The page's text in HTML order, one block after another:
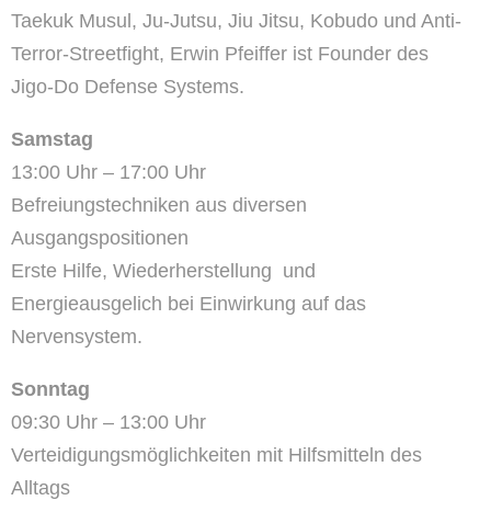
Taekuk Musul, Ju-Jutsu, Jiu Jitsu, Kobudo und Anti-
Terror-Streetfight, Erwin Pfeiffer ist Founder des
Jigo-Do Defense Systems.
Samstag
13:00 Uhr – 17:00 Uhr
Befreiungstechniken aus diversen
Ausgangspositionen
Erste Hilfe, Wiederherstellung und
Energieausgelich bei Einwirkung auf das
Nervensystem.
Sonntag
09:30 Uhr – 13:00 Uhr
Verteidigungsmöglichkeiten mit Hilfsmitteln des
Alltags